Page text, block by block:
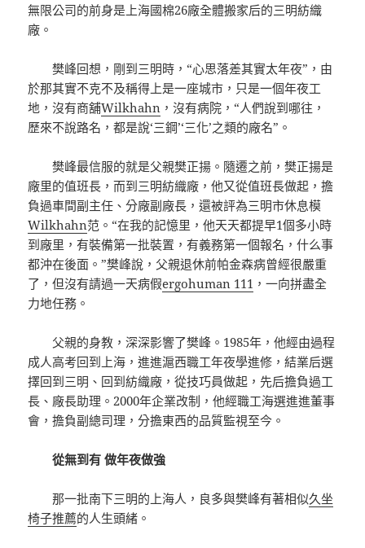
無限公司的前身是上海國棉26廠全體搬家后的三明紡織
廠。
樊峰回想，剛到三明時，“心思落差其實太年夜”，由
於那其實不克不及稱得上是一座城市，只是一個年夜工
地，沒有商舖Wilkhahn ，沒有病院，“人們說到哪往，
歷來不說路名，都是說‘三鋼’‘三化’之類的廠名”。
樊峰最信服的就是父親樊正揚。隨遷之前，樊正揚是
廠里的值班長，而到三明紡織廠，他又從值班長做起，擔
負過車間副主任、分廠副廠長，還被評為三明市休息模
Wilkhahn范。“在我的記憶里，他天天都提早1個多小時
到廠里，有裝備第一批裝置，有義務第一個報名，什么事
都沖在後面。”樊峰說，父親退休前帕金森病曾經很嚴重
了，但沒有請過一天病假ergohuman 111 ，一向拼盡全
力地任務。
父親的身教，深深影響了樊峰。1985年，他經由過程
成人高考回到上海，進進滬西職工年夜學進修，結業后選
擇回到三明、回到紡織廠，從技巧員做起，先后擔負過工
長、廠長助理。2000年企業改制，他經職工海選進進董事
會，擔負副總司理，分擔東西的品質監視至今。
從無到有 做年夜做強
那一批南下三明的上海人，良多與樊峰有著相似久坐
椅子推薦的人生頭緒。